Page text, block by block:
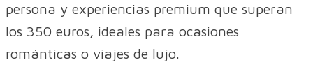
persona y experiencias premium que superan
los 350 euros, ideales para ocasiones
románticas o viajes de lujo.